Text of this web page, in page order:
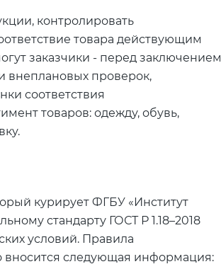
контролировать
товара действующим
заказчики - перед заключением
внеплановых проверок,
соответствия
товаров: одежду, обувь,
курирует ФГБУ «Институт
стандарту ГОСТ Р 1.18–2018
условий. Правила
следующая информация: